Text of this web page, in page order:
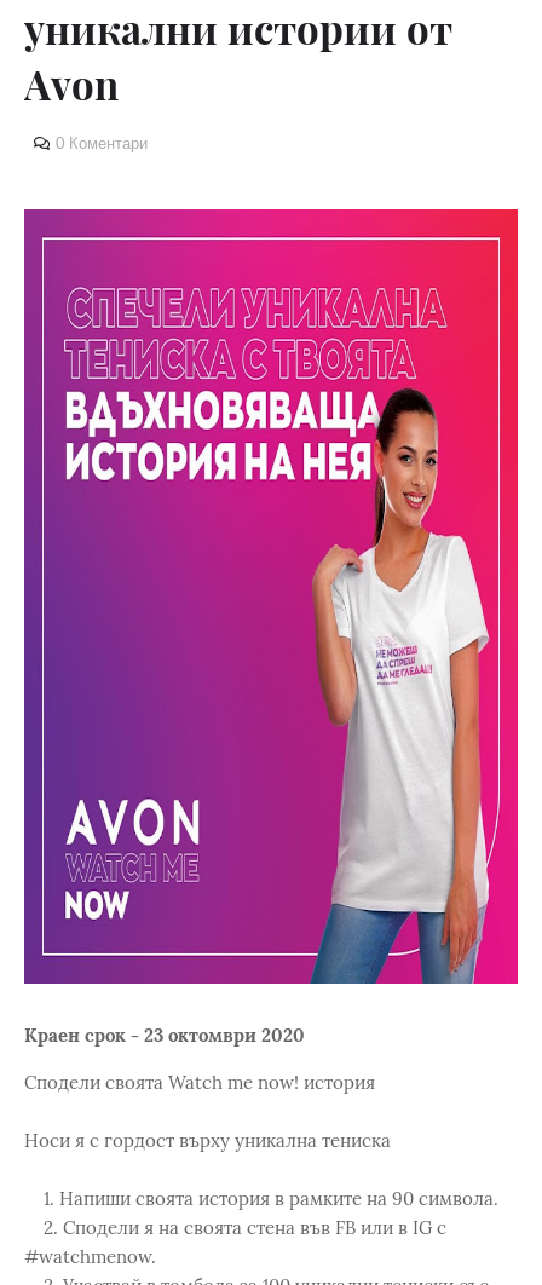
уникални истории от
Avon
0 Коментари
Краен срок - 23 октомври 2020
Сподели своята Watch me now! история
Носи я с гордост върху уникална тениска
1. Напиши своята история в рамките на 90 символа.
2. Сподели я на своята стена във FB или в IG с
#watchmenow.